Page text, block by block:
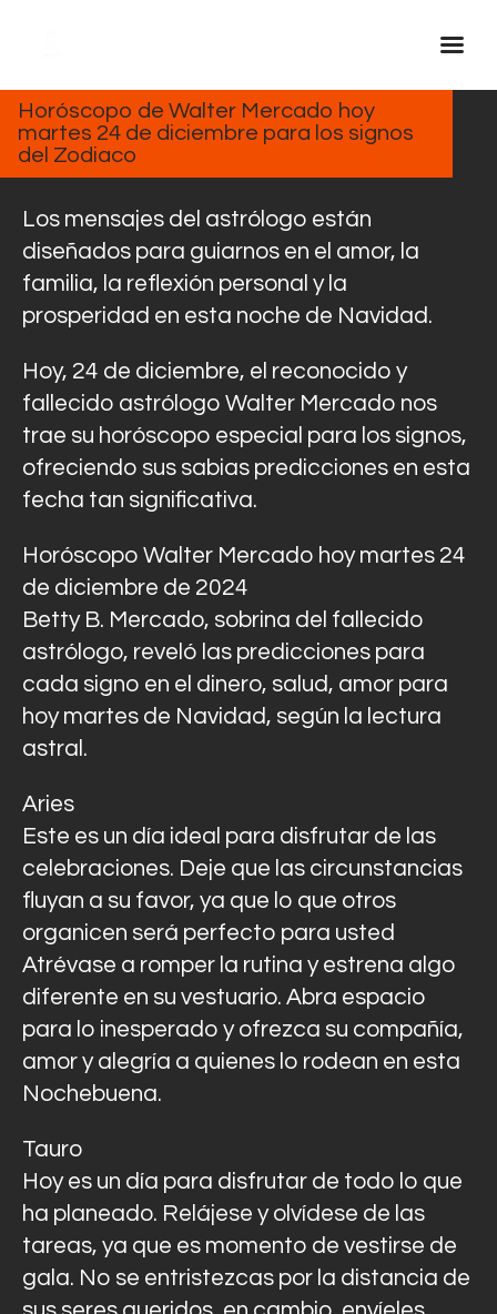
Inicio Real FM
Streaming
En Vivo
Descarga La APP
Programas
Noticias
Equipo
Sobre Nosotros
Contactos
24, 2024
Horóscopo de Walter Mercado hoy
martes 24 de diciembre para los signos
del Zodiaco
Los mensajes del astrólogo están
diseñados para guiarnos en el amor, la
familia, la reflexión personal y la
prosperidad en esta noche de Navidad.
Hoy, 24 de diciembre, el reconocido y
fallecido astrólogo Walter Mercado nos
trae su horóscopo especial para los signos,
ofreciendo sus sabias predicciones en esta
fecha tan significativa.
Horóscopo Walter Mercado hoy martes 24
de diciembre de 2024
Betty B. Mercado, sobrina del fallecido
astrólogo, reveló las predicciones para
cada signo en el dinero, salud, amor para
hoy martes de Navidad, según la lectura
astral.
Aries
Este es un día ideal para disfrutar de las
celebraciones. Deje que las circunstancias
fluyan a su favor, ya que lo que otros
organicen será perfecto para usted
Atrévase a romper la rutina y estrena algo
diferente en su vestuario. Abra espacio
para lo inesperado y ofrezca su compañía,
amor y alegría a quienes lo rodean en esta
Nochebuena.
Tauro
Hoy es un día para disfrutar de todo lo que
ha planeado. Relájese y olvídese de las
tareas, ya que es momento de vestirse de
gala. No se entristezcas por la distancia de